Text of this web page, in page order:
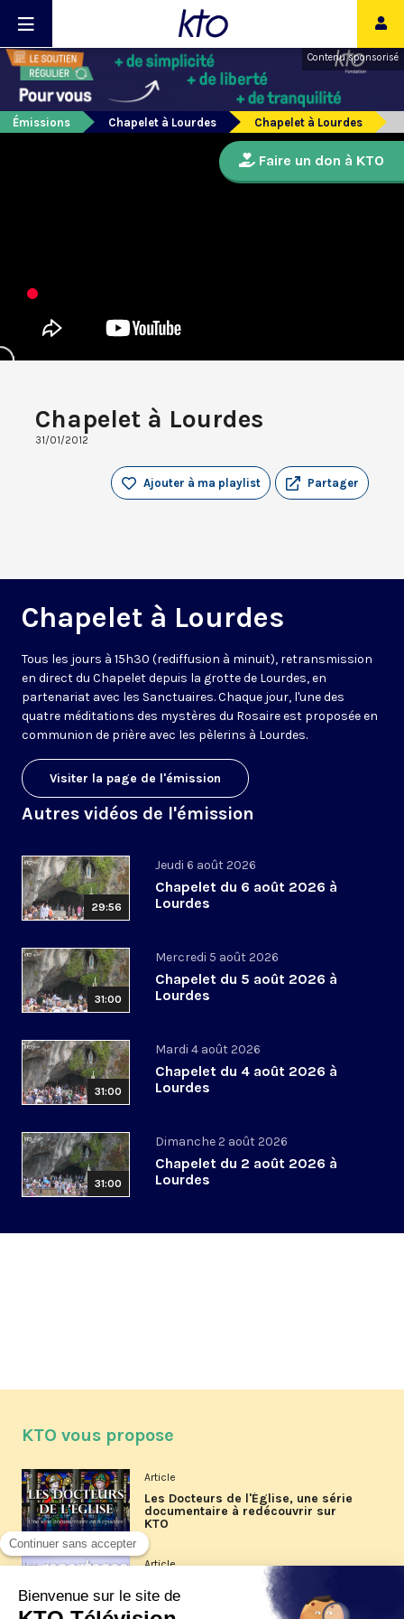
Contenu sponsorisé
Émissions Chapelet à Lourdes Chapelet à Lourdes
Chapelet à Lourdes
31/01/2012
Partager
Ajouter à ma playlist
Chapelet à Lourdes
Tous les jours à 15h30 (rediffusion à minuit), retransmission
en direct du Chapelet depuis la grotte de Lourdes, en
partenariat avec les Sanctuaires. Chaque jour, l'une des
quatre méditations des mystères du Rosaire est proposée en
communion de prière avec les pèlerins à Lourdes.
Visiter la page de l'émission
Autres vidéos de l'émission
29:56
Jeudi 6 août 2026
Chapelet du 6 août 2026 à
Lourdes
31:00
Mercredi 5 août 2026
Chapelet du 5 août 2026 à
Lourdes
31:00
Mardi 4 août 2026
Chapelet du 4 août 2026 à
Lourdes
31:00
Dimanche 2 août 2026
Chapelet du 2 août 2026 à
Lourdes
Faire un don à KTO
KTO vous propose
Article
Les Docteurs de l'Église, une série
documentaire à redécouvrir sur
KTO
Article
Les reportages d'été 2026 de KTO